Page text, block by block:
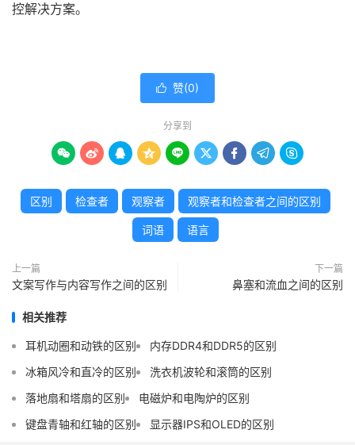
控解决方案。
 赞(0)
分享到
        
区别 检查者 观察者 观察者和检查者之间的区别
词语 语言
上一篇
文案写作与内容写作之间的区别
下一篇
鼻塞和流血之间的区别
相关推荐
耳机动圈和动铁的区别
内存DDR4和DDR5的区别
冰箱风冷和直冷的区别
洗衣机波轮和滚筒的区别
落地扇和塔扇的区别
电磁炉和电陶炉的区别
键盘青轴和红轴的区别
显示器IPS和OLED的区别